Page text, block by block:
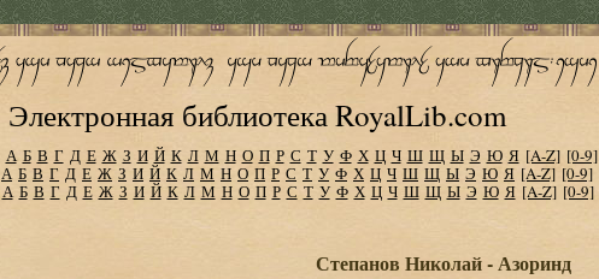
Электронная библиотека RoyalLib.com
А Б В Г Д Е Ж З И Й К Л М Н О П Р С Т У Ф Х Ц Ч Ш Щ Ы Э Ю Я [A-Z] [0-9]
А Б В Г Д Е Ж З И Й К Л М Н О П Р С Т У Ф Х Ц Ч Ш Щ Ы Э Ю Я [A-Z] [0-9]
А Б В Г Д Е Ж З И Й К Л М Н О П Р С Т У Ф Х Ц Ч Ш Щ Ы Э Ю Я [A-Z] [0-9]
Степанов Николай - Азоринд